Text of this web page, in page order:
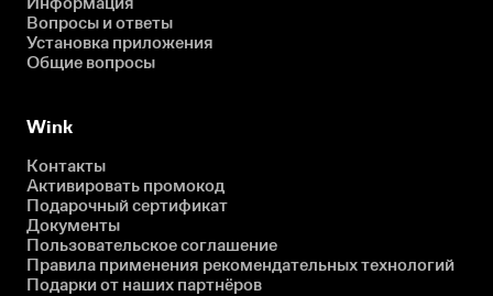
Вопросы и ответы
Установка приложения
Общие вопросы
Wink
Контакты
Активировать промокод
Подарочный сертификат
Документы
Пользовательское соглашение
Правила применения рекомендательных технологий
Подарки от наших партнёров